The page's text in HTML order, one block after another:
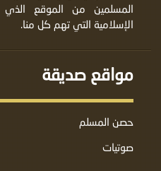
المسلمين من الموقع
الإسلامية التي تهم كل منا.
مواقع صديقة
حصن المسلم
صوتيات